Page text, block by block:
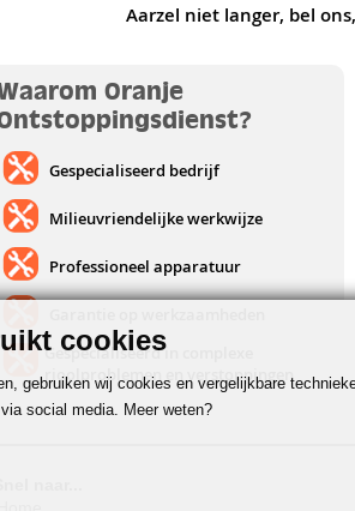
Oranje
Gespecialiseerd bedrijf
Milieuvriendelijke werkwijze
Professioneel apparatuur
Gespecialiseerd in complexe
rioolproblemen en verstoppingen
Aarzel niet langer, bel
cookies
gebruiken wij cookies en vergelijkbare
social media. Meer weten?